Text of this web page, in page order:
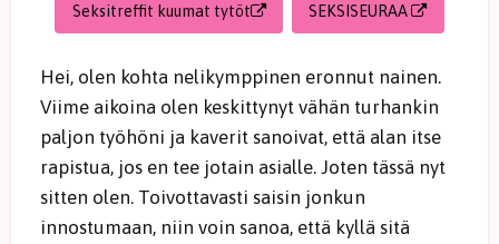
Seksitreffit kuumat tytöt SEKSISEURAA
Hei, olen kohta nelikymppinen eronnut nainen.
Viime aikoina olen keskittynyt vähän turhankin
paljon työhöni ja kaverit sanoivat, että alan itse
rapistua, jos en tee jotain asialle. Joten tässä nyt
sitten olen. Toivottavasti saisin jonkun
innostumaan, niin voin sanoa, että kyllä sitä